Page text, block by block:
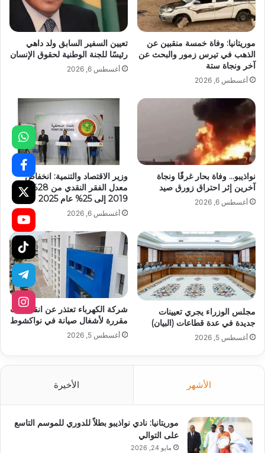
موريتانيا: وفاة خمسة منقبين عن
الذهب في تيرس زمور والبحث عن
آخر ونجاة ستة
أغسطس 6, 2026
تعيين السفير السابق ولد داهي
رئيسًا للجنة الوطنية لحقوق الإنسان
أغسطس 6, 2026
نواذيبو… وفاة بحار غرقًا ونجاة
آخرين إثر احتراق زورق صيد
أغسطس 6, 2026
وزير الاقتصاد والتنمية: انخفاض
معدل الفقر النقدي من 28% عام
2019 إلى 25% عام 2025
أغسطس 6, 2026
مجلس الوزراء يجري تعيينات
جديدة في عدة قطاعات (البيان)
أغسطس 5, 2026
شركة الكهرباء تعتذر عن انقطاعات
مقررة لأشغال صيانة في نواكشوط
أغسطس 5, 2026
الأشهر الأخيرة
موريتانيا: نادي نواذيبو بطلاً للدوري للموسم التاسع
على التوالي
مايو 24, 2026